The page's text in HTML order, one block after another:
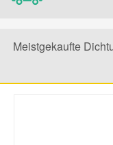
Meistgekaufte
Jeep Ersatzteile
Kia Ersatzteile
Lancia